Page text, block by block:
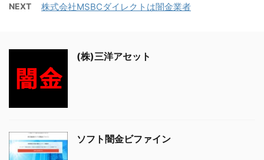
NEXT 株式会社MSBCダイレクトは闇金業者
(株)三洋アセット
ソフト闇金ビファイン